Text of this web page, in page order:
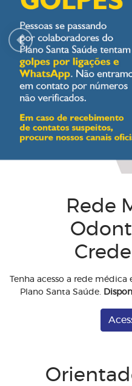
Previous
Rede
Tenha acesso a rede
Plano Santa Saúde.